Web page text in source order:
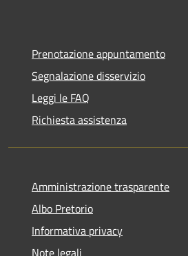
Prenotazione appuntamento
Segnalazione disservizio
Leggi le FAQ
Richiesta assistenza
Amministrazione trasparente
Albo Pretorio
Informativa privacy
Note legali